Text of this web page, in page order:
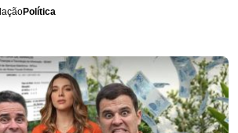
Política